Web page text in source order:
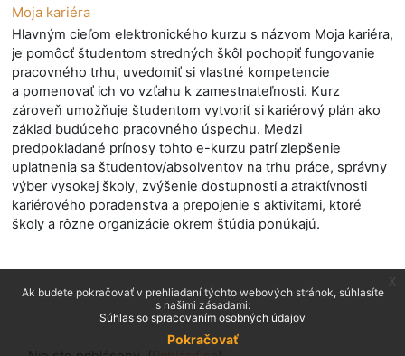
Moja kariéra
Hlavným cieľom elektronického kurzu s názvom Moja kariéra,
je pomôcť študentom stredných škôl pochopiť fungovanie
pracovného trhu, uvedomiť si vlastné kompetencie
a pomenovať ich vo vzťahu k zamestnateľnosti. Kurz
zároveň umožňuje študentom vytvoriť si kariérový plán ako
základ budúceho pracovného úspechu. Medzi
predpokladané prínosy tohto e-kurzu patrí zlepšenie
uplatnenia sa študentov/absolventov na trhu práce, správny
výber vysokej školy, zvýšenie dostupnosti a atraktívnosti
kariérového poradenstva a prepojenie s aktivitami, ktoré
školy a rôzne organizácie okrem štúdia ponúkajú.
Ak budete pokračovať v prehliadaní týchto webových stránok, súhlasíte
s našimi zásadami:
Súhlas so spracovaním osobných údajov
Pokračovať